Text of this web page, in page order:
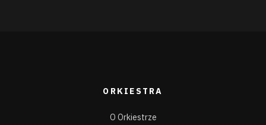
ORKIESTRA
O Orkiestrze